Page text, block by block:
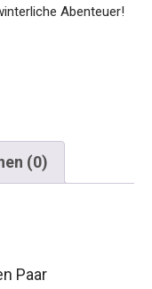
Abenteuer!
(0)
Paar